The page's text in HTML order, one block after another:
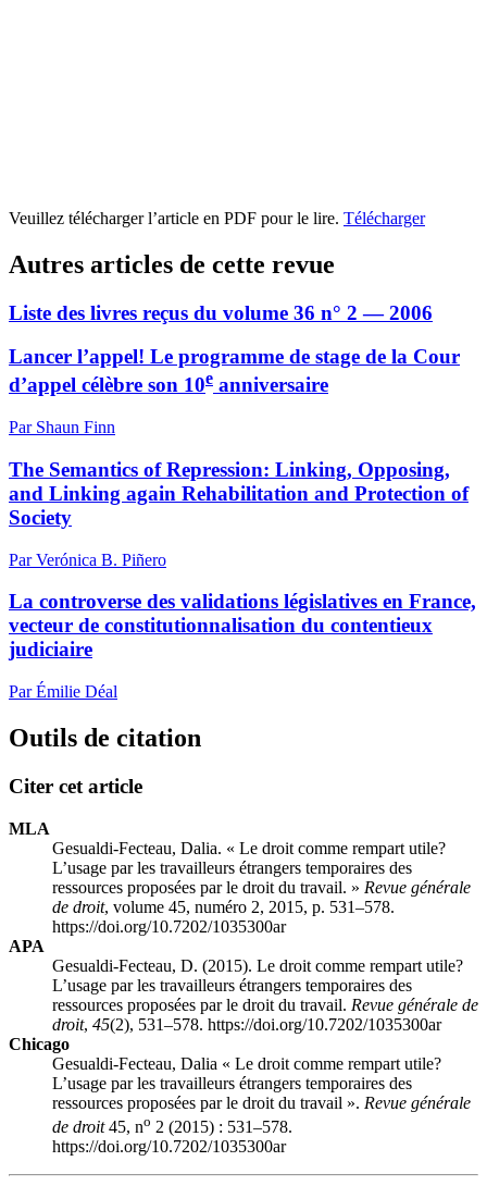
Veuillez télécharger l’article en PDF pour le lire. Télécharger
Autres articles de cette revue
Liste des livres reçus du volume 36 n° 2 — 2006
Lancer l’appel! Le programme de stage de la Cour
d’appel célèbre son 10e anniversaire
Par Shaun Finn
The Semantics of Repression: Linking, Opposing,
and Linking again Rehabilitation and Protection of
Society
Par Verónica B. Piñero
La controverse des validations législatives en France,
vecteur de constitutionnalisation du contentieux
judiciaire
Par Émilie Déal
Outils de citation
Citer cet article
MLA
Gesualdi-Fecteau, Dalia. « Le droit comme rempart utile?
L’usage par les travailleurs étrangers temporaires des
ressources proposées par le droit du travail. » Revue générale
de droit, volume 45, numéro 2, 2015, p. 531–578.
https://doi.org/10.7202/1035300ar
APA
Gesualdi-Fecteau, D. (2015). Le droit comme rempart utile?
L’usage par les travailleurs étrangers temporaires des
ressources proposées par le droit du travail. Revue générale de
droit, 45(2), 531–578. https://doi.org/10.7202/1035300ar
Chicago
Gesualdi-Fecteau, Dalia « Le droit comme rempart utile?
L’usage par les travailleurs étrangers temporaires des
ressources proposées par le droit du travail ». Revue générale
de droit45, no 2 (2015) : 531–578.
https://doi.org/10.7202/1035300ar